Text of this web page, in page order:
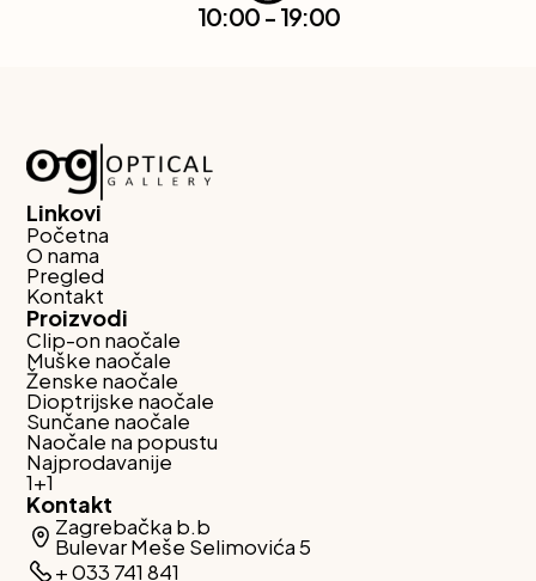
10:00 - 19:00
Linkovi
Početna
O nama
Pregled
Kontakt
Proizvodi
Clip-on naočale
Muške naočale
Ženske naočale
Dioptrijske naočale
Sunčane naočale
Naočale na popustu
Najprodavanije
1+1
Kontakt
Zagrebačka b.b
Bulevar Meše Selimovića 5
+ 033 741 841